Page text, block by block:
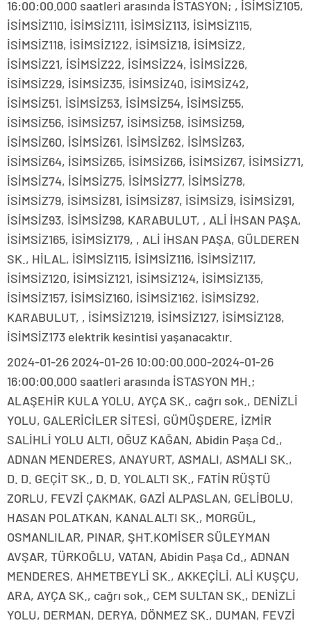
16:00:00.000 saatleri arasında İSTASYON; , İSİMSİZ105,
İSİMSİZ110, İSİMSİZ111, İSİMSİZ113, İSİMSİZ115,
İSİMSİZ118, İSİMSİZ122, İSİMSİZ18, İSİMSİZ2,
İSİMSİZ21, İSİMSİZ22, İSİMSİZ24, İSİMSİZ26,
İSİMSİZ29, İSİMSİZ35, İSİMSİZ40, İSİMSİZ42,
İSİMSİZ51, İSİMSİZ53, İSİMSİZ54, İSİMSİZ55,
İSİMSİZ56, İSİMSİZ57, İSİMSİZ58, İSİMSİZ59,
İSİMSİZ60, İSİMSİZ61, İSİMSİZ62, İSİMSİZ63,
İSİMSİZ64, İSİMSİZ65, İSİMSİZ66, İSİMSİZ67, İSİMSİZ71,
İSİMSİZ74, İSİMSİZ75, İSİMSİZ77, İSİMSİZ78,
İSİMSİZ79, İSİMSİZ81, İSİMSİZ87, İSİMSİZ9, İSİMSİZ91,
İSİMSİZ93, İSİMSİZ98, KARABULUT, , ALİ İHSAN PAŞA,
İSİMSİZ165, İSİMSİZ179, , ALİ İHSAN PAŞA, GÜLDEREN
SK., HİLAL, İSİMSİZ115, İSİMSİZ116, İSİMSİZ117,
İSİMSİZ120, İSİMSİZ121, İSİMSİZ124, İSİMSİZ135,
İSİMSİZ157, İSİMSİZ160, İSİMSİZ162, İSİMSİZ92,
KARABULUT, , İSİMSİZ1219, İSİMSİZ127, İSİMSİZ128,
İSİMSİZ173 elektrik kesintisi yaşanacaktır.
2024-01-26 2024-01-26 10:00:00.000-2024-01-26
16:00:00.000 saatleri arasında İSTASYON MH.;
ALAŞEHİR KULA YOLU, AYÇA SK., cağrı sok., DENİZLİ
YOLU, GALERİCİLER SİTESİ, GÜMÜŞDERE, İZMİR
SALİHLİ YOLU ALTI, OĞUZ KAĞAN, Abidin Paşa Cd.,
ADNAN MENDERES, ANAYURT, ASMALI, ASMALI SK.,
D. D. GEÇİT SK., D. D. YOLALTI SK., FATİN RÜŞTÜ
ZORLU, FEVZİ ÇAKMAK, GAZİ ALPASLAN, GELİBOLU,
HASAN POLATKAN, KANALALTI SK., MORGÜL,
OSMANLILAR, PINAR, ŞHT.KOMİSER SÜLEYMAN
AVŞAR, TÜRKOĞLU, VATAN, Abidin Paşa Cd., ADNAN
MENDERES, AHMETBEYLİ SK., AKKEÇİLİ, ALİ KUŞÇU,
ARA, AYÇA SK., cağrı sok., CEM SULTAN SK., DENİZLİ
YOLU, DERMAN, DERYA, DÖNMEZ SK., DUMAN, FEVZİ